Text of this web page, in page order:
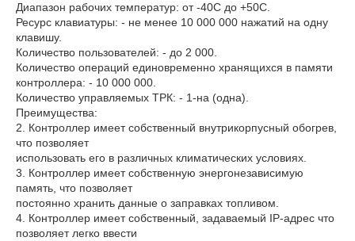
Диапазон рабочих температур: от -40С до +50С.
Ресурс клавиатуры: - не менее 10 000 000 нажатий на одну
клавишу.
Количество пользователей: - до 2 000.
Количество операций единовременно хранящихся в памяти
контроллера: - 10 000 000.
Количество управляемых ТРК: - 1-на (одна).
Преимущества:
2. Контроллер имеет собственный внутрикорпусный обогрев,
что позволяет
использовать его в различных климатических условиях.
3. Контроллер имеет собственную энергонезависимую
память, что позволяет
постоянно хранить данные о заправках топливом.
4. Контроллер имеет собственный, задаваемый IP-адрес что
позволяет легко ввести